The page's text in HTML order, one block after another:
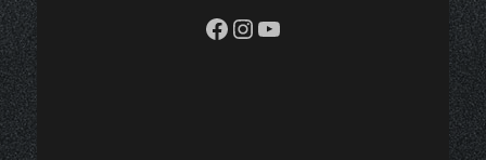
Facebook
Instagram
YouTube